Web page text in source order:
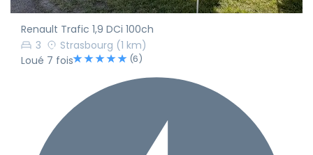
Renault Trafic 1,9 DCi 100ch
3
Strasbourg (1 km)
Loué 7 fois
(6)